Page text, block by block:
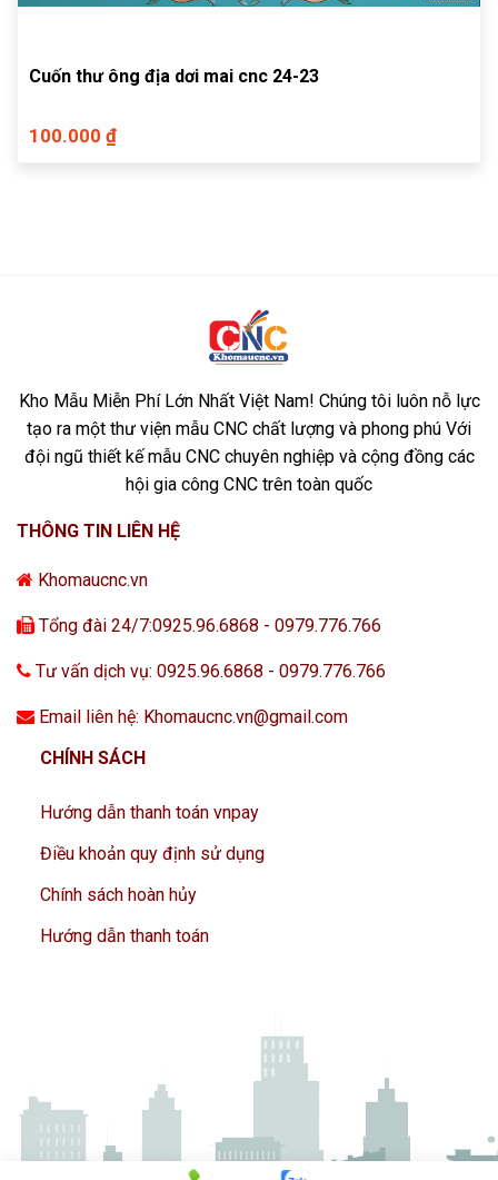
Cuốn thư ông địa dơi mai cnc 24-23
100.000 ₫
Kho Mẫu Miễn Phí Lớn Nhất Việt Nam! Chúng tôi luôn nỗ lực
tạo ra một thư viện mẫu CNC chất lượng và phong phú Với
đội ngũ thiết kế mẫu CNC chuyên nghiệp và cộng đồng các
hội gia công CNC trên toàn quốc
THÔNG TIN LIÊN HỆ
Khomaucnc.vn
Tổng đài 24/7:0925.96.6868 - 0979.776.766
Tư vấn dịch vụ: 0925.96.6868 - 0979.776.766
Email liên hệ: Khomaucnc.vn@gmail.com
CHÍNH SÁCH
Hướng dẫn thanh toán vnpay
Điều khoản quy định sử dụng
Chính sách hoàn hủy
Hướng dẫn thanh toán